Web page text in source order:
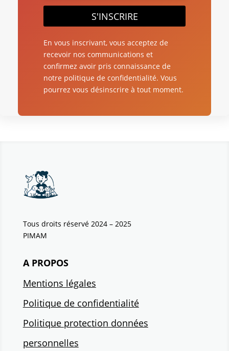
S'INSCRIRE
En vous inscrivant, vous acceptez de
recevoir nos communications et
confirmez avoir pris connaissance de
notre politique de confidentialité. Vous
pourrez vous désinscrire à tout moment.
Tous droits réservé 2024 – 2025
PIMAM
A PROPOS
Mentions légales
Politique de confidentialité
Politique protection données
personnelles